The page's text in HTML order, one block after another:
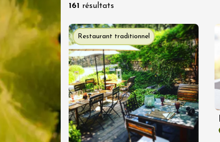
161 résultats
Restaurant traditionnel